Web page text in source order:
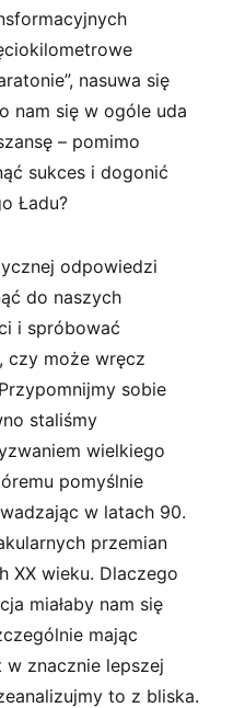
nasuwa się
nam się w ogóle uda
– pomimo
sukces i dogonić
Ładu?
odpowiedzi
do naszych
i spróbować
czy może wręcz
sobie
staliśmy
wielkiego
pomyślnie
w latach 90.
przemian
XX wieku. Dlaczego
miałaby nam się
mając
w znacznie lepszej
to z bliska.